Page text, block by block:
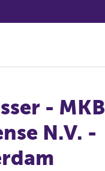
(NEDERLAND))
- MKB
N.V. -